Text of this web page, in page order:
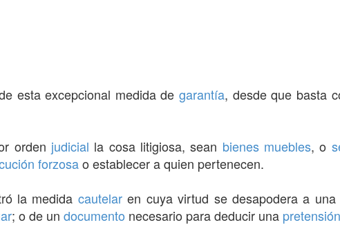
esta excepcional medida degarantía, desde que basta
orden judicial la cosa litigiosa, sean bienes muebles, o
forzosao establecer a quien pertenecen.
la medida cautelaren cuya virtud se desapodera a una
; o de un documento necesario para deducir una